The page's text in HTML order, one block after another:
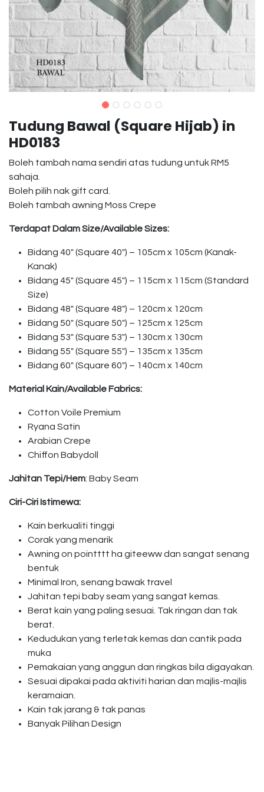
Tudung Bawal (Square Hijab) in
HD0183
Boleh tambah nama sendiri atas tudung untuk RM5
sahaja.
Boleh pilih nak gift card.
Boleh tambah awning Moss Crepe
Terdapat Dalam Size/Available Sizes:
Bidang 40″ (Square 40″) – 105cm x 105cm (Kanak-
Kanak)
Bidang 45″ (Square 45″) – 115cm x 115cm (Standard
Size)
Bidang 48″ (Square 48″) – 120cm x 120cm
Bidang 50″ (Square 50″) – 125cm x 125cm
Bidang 53″ (Square 53″) – 130cm x 130cm
Bidang 55″ (Square 55″) – 135cm x 135cm
Bidang 60″ (Square 60″) – 140cm x 140cm
Material Kain/Available Fabrics:
Cotton Voile Premium
Ryana Satin
Arabian Crepe
Chiffon Babydoll
Jahitan Tepi/Hem: Baby Seam
Ciri-Ciri Istimewa:
Kain berkualiti tinggi
Corak yang menarik
Awning on pointttt ha giteeww dan sangat senang
bentuk
Minimal Iron, senang bawak travel
Jahitan tepi baby seam yang sangat kemas.
Berat kain yang paling sesuai. Tak ringan dan tak
berat.
Kedudukan yang terletak kemas dan cantik pada
muka
Pemakaian yang anggun dan ringkas bila digayakan.
Sesuai dipakai pada aktiviti harian dan majlis-majlis
keramaian.
Kain tak jarang & tak panas
Banyak Pilihan Design